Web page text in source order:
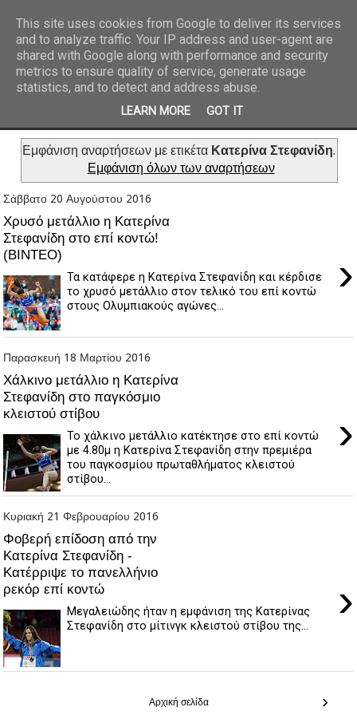
REPORTAZ NET
Εμφάνιση αναρτήσεων με ετικέτα Κατερίνα Στεφανίδη.
Εμφάνιση όλων των αναρτήσεων
Σάββατο 20 Αυγούστου 2016
Χρυσό μετάλλιο η Κατερίνα
Στεφανίδη στο επί κοντώ!
(ΒΙΝΤΕΟ)
›
Τα κατάφερε η Κατερίνα Στεφανίδη και κέρδισε
το χρυσό μετάλλιο στον τελικό του επί κοντώ
στους Ολυμπιακούς αγώνες...
Παρασκευή 18 Μαρτίου 2016
Χάλκινο μετάλλιο η Κατερίνα
Στεφανίδη στο παγκόσμιο
κλειστού στίβου
›
Το χάλκινο μετάλλιο κατέκτησε στο επί κοντώ
με 4.80μ η Κατερίνα Στεφανίδη στην πρεμιέρα
του παγκοσμίου πρωταθλήματος κλειστού
στίβου...
Κυριακή 21 Φεβρουαρίου 2016
Φοβερή επίδοση από την
Κατερίνα Στεφανίδη -
Κατέρριψε το πανελλήνιο
ρεκόρ επί κοντώ
›
Μεγαλειώδης ήταν η εμφάνιση της Κατερίνας
Στεφανίδη στο μίτινγκ κλειστού στίβου της...
›
Αρχική σελίδα
This site uses cookies from Google to deliver its services
and to analyze traffic. Your IP address and user-agent are
shared with Google along with performance and security
metrics to ensure quality of service, generate usage
statistics, and to detect and address abuse.
LEARN MORE GOT IT